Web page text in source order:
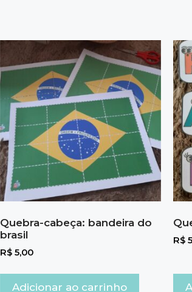
Quebra-cabeça: bandeira do
brasil
R$ 5,00
Adicionar ao carrinho
R$